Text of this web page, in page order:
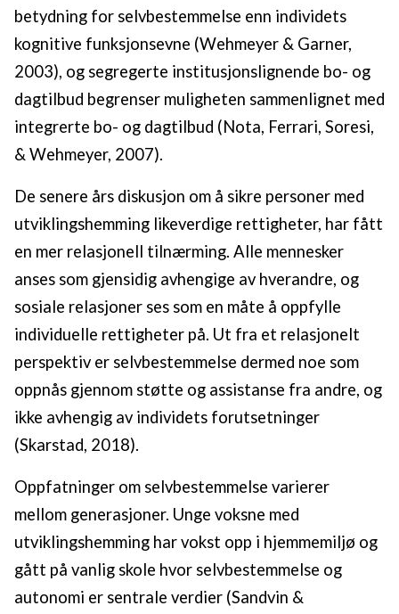
betydning for selvbestemmelse enn individets
kognitive funksjonsevne (Wehmeyer & Garner,
2003), og segregerte institusjonslignende bo- og
dagtilbud begrenser muligheten sammenlignet med
integrerte bo- og dagtilbud (Nota, Ferrari, Soresi,
& Wehmeyer, 2007).
De senere års diskusjon om å sikre personer med
utviklingshemming likeverdige rettigheter, har fått
en mer relasjonell tilnærming. Alle mennesker
anses som gjensidig avhengige av hverandre, og
sosiale relasjoner ses som en måte å oppfylle
individuelle rettigheter på. Ut fra et relasjonelt
perspektiv er selvbestemmelse dermed noe som
oppnås gjennom støtte og assistanse fra andre, og
ikke avhengig av individets forutsetninger
(Skarstad, 2018).
Oppfatninger om selvbestemmelse varierer
mellom generasjoner. Unge voksne med
utviklingshemming har vokst opp i hjemmemiljø og
gått på vanlig skole hvor selvbestemmelse og
autonomi er sentrale verdier (Sandvin &